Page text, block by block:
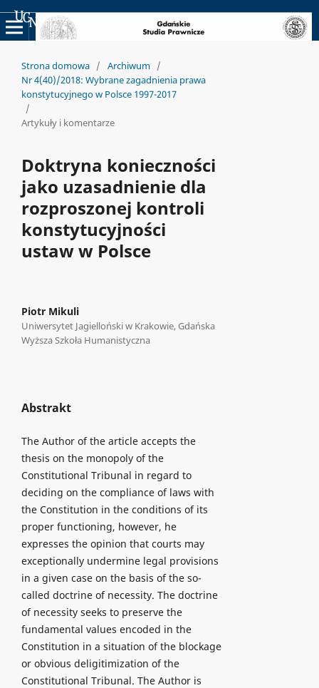
Uniwersyteckie Czasopisma Naukowe
Strona domowa / Archiwum /
Nr 4(40)/2018: Wybrane zagadnienia prawa
konstytucyjnego w Polsce 1997-2017
/
Artykuły i komentarze
Doktryna konieczności
jako uzasadnienie dla
rozproszonej kontroli
konstytucyjności
ustaw w Polsce
Piotr Mikuli
Uniwersytet Jagielloński w Krakowie, Gdańska
Wyższa Szkoła Humanistyczna
Abstrakt
The Author of the article accepts the
thesis on the monopoly of the
Constitutional Tribunal in regard to
deciding on the compliance of laws with
the Constitution in the conditions of its
proper functioning, however, he
expresses the opinion that courts may
exceptionally undermine legal provisions
in a given case on the basis of the so-
called doctrine of necessity. The doctrine
of necessity seeks to preserve the
fundamental values encoded in the
Constitution in a situation of the blockage
or obvious deligitimization of the
Constitutional Tribunal. The Author is